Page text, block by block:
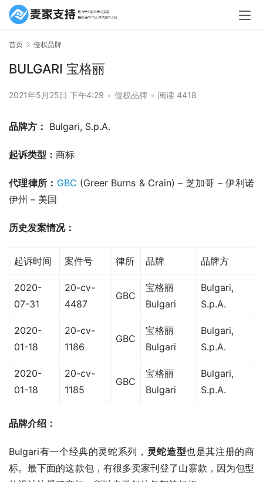
首页 侵权品牌
BULGARI 宝格丽
2021年5月25日 下午4:29 • 侵权品牌 • 阅读 4418
品牌方： Bulgari, S.p.A.
起诉类型： 商标
代理律所： GBC (Greer Burns & Crain) – 芝加哥 – 伊利诺
伊州 – 美国
历史发案情况：
起诉时间 案件号 律所 品牌 品牌方
2020-
07-31
20-cv-
4487
GBC
宝格丽
Bulgari
Bulgari,
S.p.A.
2020-
01-18
20-cv-
1186
GBC
宝格丽
Bulgari
Bulgari,
S.p.A.
2020-
01-18
20-cv-
1185
GBC
宝格丽
Bulgari
Bulgari,
S.p.A.
品牌介绍：
Bulgari有一个经典的灵蛇系列， 灵蛇造型也是其注册的商
标。最下面的这款包，有很多卖家刊登了山寨款，因为包型